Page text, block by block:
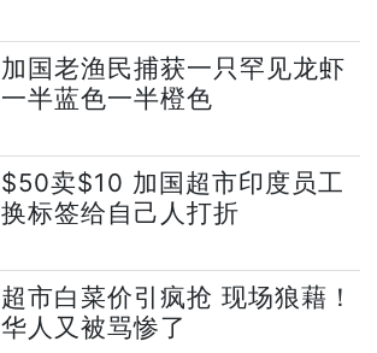
加国老渔民捕获一只罕见龙虾
一半蓝色一半橙色
$50卖$10 加国超市印度员工
换标签给自己人打折
超市白菜价引疯抢 现场狼藉！
华人又被骂惨了